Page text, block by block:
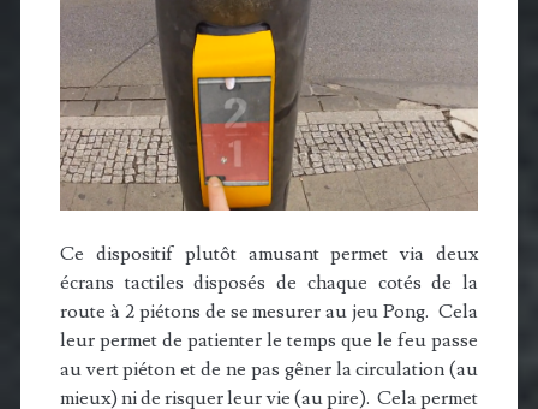
Ce dispositif plutôt amusant permet via deux
écrans tactiles disposés de chaque cotés de la
route à 2 piétons de se mesurer au jeu Pong. Cela
leur permet de patienter le temps que le feu passe
au vert piéton et de ne pas gêner la circulation (au
mieux) ni de risquer leur vie (au pire). Cela permet